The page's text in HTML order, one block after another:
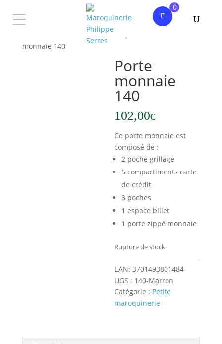
0
Petite maroquinerie
monnaie 140
Porte
monnaie
140
102,00€
Ce porte monnaie est
composé de :
2 poche grillage
5 compartiments carte
de crédit
3 poches
1 espace billet
1 porte zippé monnaie
Rupture de stock
EAN:3701493801484
UGS : 140-Marron
Catégorie : Petite
maroquinerie